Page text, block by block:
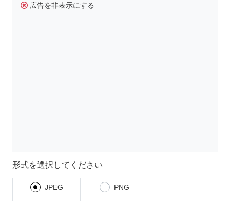
広告を非表示にする
形式を選択してください
JPEG PNG